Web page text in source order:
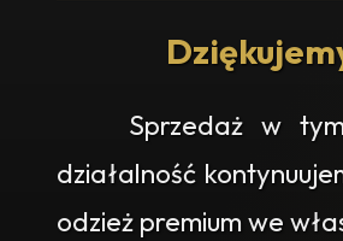
Sprzedaż w
działalność
odzież premium we